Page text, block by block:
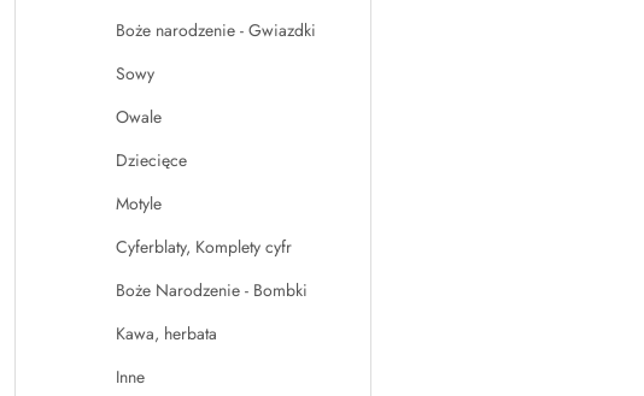
Boże narodzenie - Gwiazdki
Sowy
Owale
Dziecięce
Motyle
Cyferblaty, Komplety cyfr
Boże Narodzenie - Bombki
Kawa, herbata
Inne